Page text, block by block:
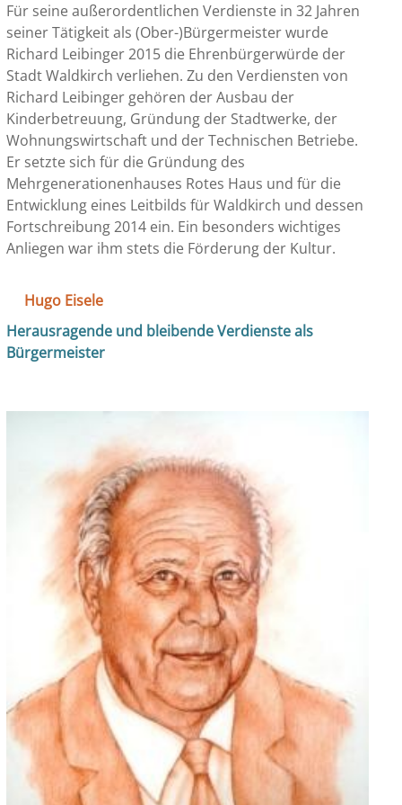
Für seine außerordentlichen Verdienste in 32 Jahren
seiner Tätigkeit als (Ober-)Bürgermeister wurde
Richard Leibinger 2015 die Ehrenbürgerwürde der
Stadt Waldkirch verliehen. Zu den Verdiensten von
Richard Leibinger gehören der Ausbau der
Kinderbetreuung, Gründung der Stadtwerke, der
Wohnungswirtschaft und der Technischen Betriebe.
Er setzte sich für die Gründung des
Mehrgenerationenhauses Rotes Haus und für die
Entwicklung eines Leitbilds für Waldkirch und dessen
Fortschreibung 2014 ein. Ein besonders wichtiges
Anliegen war ihm stets die Förderung der Kultur.
Hugo Eisele
Herausragende und bleibende Verdienste als
Bürgermeister